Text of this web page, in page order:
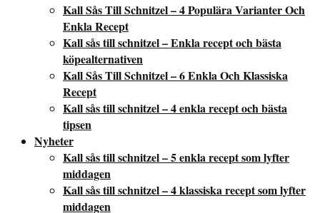
Kall Sås Till Schnitzel – 4 Populära Varianter Och
Enkla Recept
Kall sås till schnitzel – Enkla recept och bästa
köpealternativen
Kall Sås Till Schnitzel – 6 Enkla Och Klassiska
Recept
Kall sås till schnitzel – 4 enkla recept och bästa
tipsen
Nyheter
Kall sås till schnitzel – 5 enkla recept som lyfter
middagen
Kall sås till schnitzel – 4 klassiska recept som lyfter
middagen